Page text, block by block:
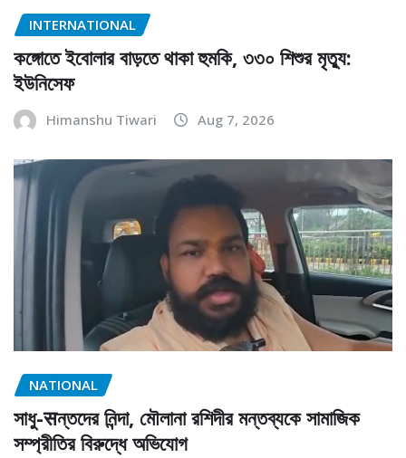
INTERNATIONAL
কঙ্গোতে ইবোলার বাড়তে থাকা হুমকি, ৩৩০ শিশুর মৃত্যু:
ইউনিসেফ
Himanshu Tiwari Aug 7, 2026
NATIONAL
সাধু-सন্তদের নিন্দা, মৌলানা রশিদীর মন্তব্যকে সামাজিক
সম্প্রীতির বিরুদ্ধে অভিযোগ